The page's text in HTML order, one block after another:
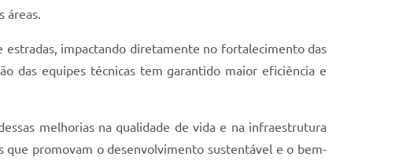
áreas.
estradas, impactando diretamente no fortalecimento das
das equipes técnicas tem garantido maior eficiência e
melhorias na qualidade de vida e na infraestrutura
que promovam o desenvolvimento sustentável e o bem-